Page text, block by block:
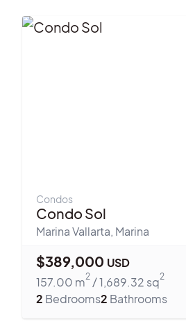
Condos
Condo Sol
Marina Vallarta, Marina
$389,000 USD
157.00 m2 /1,689.32 sq2
2 Bedrooms2 Bathrooms